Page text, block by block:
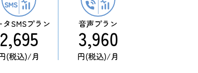
タSMSプラン
2,695
(税込)/月
音声プラン
3,960
円(税込)/月